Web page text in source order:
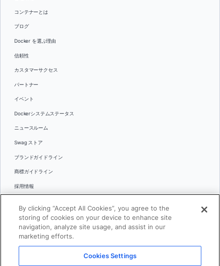
コンテナーとは
ブログ
Docker を選ぶ理由
信頼性
カスタマーサクセス
パートナー
イベント
Dockerシステムステータス
ニュースルーム
Swag ストア
ブランドガイドライン
商標ガイドライン
採用情報
言語
日本語
By clicking “Accept All Cookies”, you agree to the
storing of cookies on your device to enhance site
navigation, analyze site usage, and assist in our
marketing efforts.
Cookies Settings